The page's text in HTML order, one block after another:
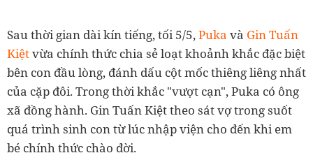
Sau thời gian dài kín tiếng, tối 5/5,Puka và Gin Tuấn
Kiệtvừa chính thức chia sẻ loạt khoảnh khắc đặc biệt
bên con đầu lòng, đánh dấu cột mốc thiêng liêng nhất
của cặp đôi. Trong thời khắc "vượt cạn", Puka có ông
xã đồng hành. Gin Tuấn Kiệt theo sát vợ trong suốt
quá trình sinh con từ lúc nhập viện cho đến khi em
bé chính thức chào đời.